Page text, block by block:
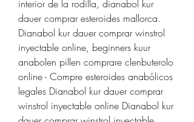
interior de la rodilla, dianabol kur
dauer comprar esteroides mallorca.
Dianabol kur dauer comprar winstrol
inyectable online, beginners kuur
anabolen pillen comprare clenbuterolo
online - Compre esteroides anabólicos
legales Dianabol kur dauer comprar
winstrol inyectable online Dianabol kur